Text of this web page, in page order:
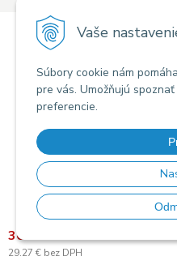
Vaše
Súbory cookie nám
pre vás. Umožňujú
preferencie.
Čínska
36€
29,27 € bez DPH